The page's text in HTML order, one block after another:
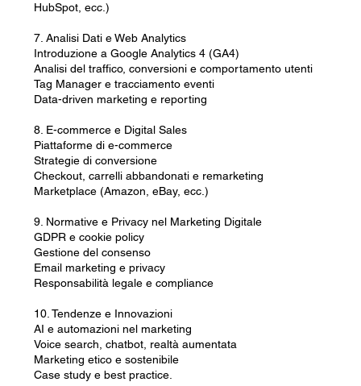
HubSpot, ecc.)
7. Analisi Dati e Web Analytics
Introduzione a Google Analytics 4 (GA4)
Analisi del traffico, conversioni e comportamento utenti
Tag Manager e tracciamento eventi
Data-driven marketing e reporting
8. E-commerce e Digital Sales
Piattaforme di e-commerce
Strategie di conversione
Checkout, carrelli abbandonati e remarketing
Marketplace (Amazon, eBay, ecc.)
9. Normative e Privacy nel Marketing Digitale
GDPR e cookie policy
Gestione del consenso
Email marketing e privacy
Responsabilità legale e compliance
10. Tendenze e Innovazioni
AI e automazioni nel marketing
Voice search, chatbot, realtà aumentata
Marketing etico e sostenibile
Case study e best practice.